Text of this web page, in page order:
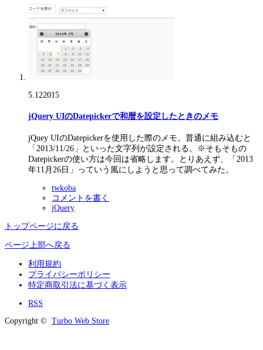
5.122015
jQuery UIのDatepickerで和暦を設定したときのメモ
jQuey UIのDatepickerを使用した際のメモ。普通に組み込むと
「2013/11/26」といった文字列が設定される。※そもそもの
Datepickerの使い方は今回は省略します。とりあえず、「2013
年11月26日」っていう風にしようと思って調べてみた。
twkoba
コメントを書く
jQuery
トップページに戻る
ページ上部へ戻る
利用規約
プライバシーポリシー
特定商取引法に基づく表示
RSS
Copyright © Turbo Web Store